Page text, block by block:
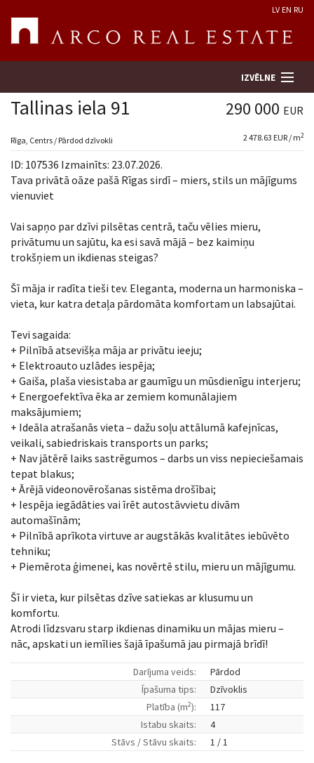
LV EN RU
IZVĒLNE
Meklēt īpašumu
Novērtēt īpašumu
Pakalpojumi
Kontakti
Tallinas iela 91 290 000 EUR
Rīga, Centrs / Pārdod dzīvokli 2 478.63 EUR / m2
ID: 107536 Izmainīts: 23.07.2026.
Tava privātā oāze pašā Rīgas sirdī – miers, stils un mājīgums
vienuviet
Vai sapņo par dzīvi pilsētas centrā, taču vēlies mieru,
privātumu un sajūtu, ka esi savā mājā – bez kaimiņu
trokšņiem un ikdienas steigas?
Šī māja ir radīta tieši tev. Eleganta, moderna un harmoniska –
vieta, kur katra detaļa pārdomāta komfortam un labsajūtai.
Tevi sagaida:
+ Pilnībā atsevišķa māja ar privātu ieeju;
+ Elektroauto uzlādes iespēja;
+ Gaiša, plaša viesistaba ar gaumīgu un mūsdienīgu interjeru;
+ Energoefektīva ēka ar zemiem komunālajiem
maksājumiem;
+ Ideāla atrašanās vieta – dažu soļu attālumā kafejnīcas,
veikali, sabiedriskais transports un parks;
+ Nav jātērē laiks sastrēgumos – darbs un viss nepieciešamais
tepat blakus;
+ Ārējā videonovērošanas sistēma drošībai;
+ Iespēja iegādāties vai īrēt autostāvvietu divām
automašīnām;
+ Pilnībā aprīkota virtuve ar augstākās kvalitātes iebūvēto
tehniku;
+ Piemērota ģimenei, kas novērtē stilu, mieru un mājīgumu.
Šī ir vieta, kur pilsētas dzīve satiekas ar klusumu un
komfortu.
Atrodi līdzsvaru starp ikdienas dinamiku un mājas mieru –
nāc, apskati un iemīlies šajā īpašumā jau pirmajā brīdī!
Darījuma veids:
Pārdod
Īpašuma tips:
Dzīvoklis
Platība (m2):
117
Istabu skaits:
4
Stāvs / Stāvu skaits:
1 / 1